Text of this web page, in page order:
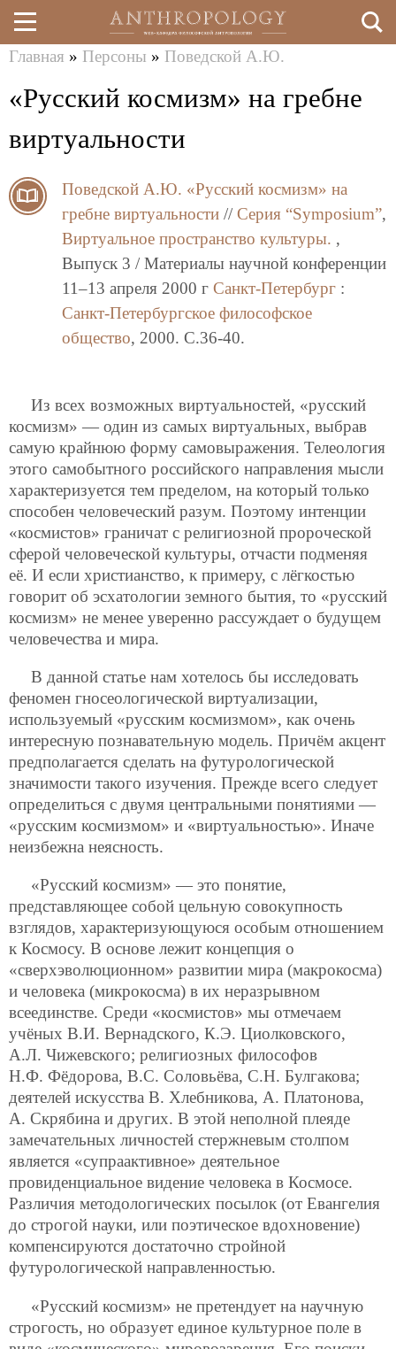
Перейти
к
здесь
Главная » Персоны » Поведской А.Ю.
«Русский космизм» на гребне
виртуальности
Поведской А.Ю. «Русский космизм» на
гребне виртуальности // Серия “Symposium”,
Виртуальное пространство культуры. ,
Выпуск 3 / Материалы научной конференции
11–13 апреля 2000 г Санкт-Петербург :
Санкт-Петербургское философское
общество, 2000. C.36-40.
Из всех возможных виртуальностей, «русский
космизм» — один из самых виртуальных, выбрав
самую крайнюю форму самовыражения. Телеология
этого самобытного российского направления мысли
характеризуется тем пределом, на который только
способен человеческий разум. Поэтому интенции
«космистов» граничат с религиозной пророческой
сферой человеческой культуры, отчасти подменяя
её. И если христианство, к примеру, с лёгкостью
говорит об эсхатологии земного бытия, то «русский
космизм» не менее уверенно рассуждает о будущем
человечества и мира.
В данной статье нам хотелось бы исследовать
феномен гносеологической виртуализации,
используемый «русским космизмом», как очень
интересную познавательную модель. Причём акцент
предполагается сделать на футурологической
значимости такого изучения. Прежде всего следует
определиться с двумя центральными понятиями —
«русским космизмом» и «виртуальностью». Иначе
неизбежна неясность.
«Русский космизм» — это понятие,
представляющее собой цельную совокупность
взглядов, характеризующуюся особым отношением
к Космосу. В основе лежит концепция о
«сверхэволюционном» развитии мира (макрокосма)
и человека (микрокосма) в их неразрывном
всеединстве. Среди «космистов» мы отмечаем
учёных В.И. Вернадского, К.Э. Циолковского,
А.Л. Чижевского; религиозных философов
Н.Ф. Фёдорова, В.С. Соловьёва, С.Н. Булгакова;
деятелей искусства В. Хлебникова, А. Платонова,
А. Скрябина и других. В этой неполной плеяде
замечательных личностей стержневым столпом
является «супраактивное» деятельное
провиденциальное видение человека в Космосе.
Различия методологических посылок (от Евангелия
до строгой науки, или поэтическое вдохновение)
компенсируются достаточно стройной
футурологической направленностью.
«Русский космизм» не претендует на научную
строгость, но образует единое культурное поле в